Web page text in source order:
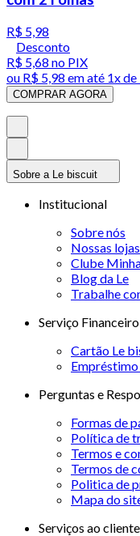
R$ 5,98
Desconto
R$ 5,68 no PIX
ou R$ 5,98 em até 1x de
COMPRAR AGORA
Sobre a Le biscuit
Institucional
Sobre nós
Nossas lojas
Clube
Blog da Le
Trabalhe
Serviço Financeiro
Cartão Le
Perguntas e
Formas de
Política de
Termos e
Termos de
Politica de
Mapa do
Serviços ao cliente